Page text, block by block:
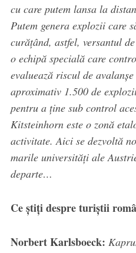
cu care putem lansa la
Putem genera explozii care
curățând, astfel, versantul
o echipă specială care
evaluează riscul de
aproximativ 1.500 de
pentru a ține sub control
Kitsteinhorn este o zonă
activitate. Aici se dezvoltă
marile universități ale
departe…
Ce știți despre turiștii
Norbert Karlsboeck: